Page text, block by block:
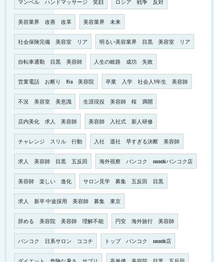
美容業界 改善 改革 美容業界 未来
社会保険完備 美容室 リア 明るい美容業界 目黒 美容室 リア
自転車通勤 目黒 美容師 人生の岐路 成功 失敗
営業電話 お断り Ria 美容院 卒業 入学 社会人1年生 美容師
不況 美容室 美意識 生涯現役 美容師 桜 満開
店内美化 求人 美容師 美容師 入社式 新人研修
チャレンジ スリル 行動 入社 退社 早すぎる決断 美容師
求人 美容師 目黒 五反田 海外視察 バンコク cocochiバンコク店
美容師 楽しい 進化 サロン見学 募集 五反田 目黒
求人 新卒 中途採用 美容師 募集 東京
辞める 美容院 美容師 理解不能 円安 海外旅行 美容師
バンコク 日系サロン ココチ トップ バンコク cocochi店
ダイエット 危険な暑さ サプリ 高単価 美容院 目黒 五反田